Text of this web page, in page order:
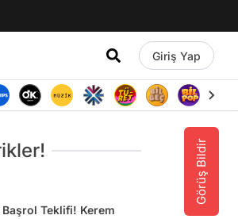
Giriş Yap
Görüş Bildir
Teklifi! Kerem